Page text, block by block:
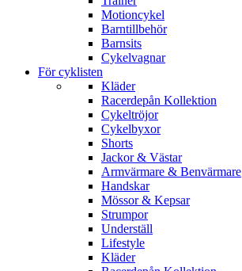
Motioncykel
Barntillbehör
Barnsits
Cykelvagnar
För cyklisten
Kläder
Racerdepån Kollektion
Cykeltröjor
Cykelbyxor
Shorts
Jackor & Västar
Armvärmare & Benvärmare
Handskar
Mössor & Kepsar
Strumpor
Underställ
Lifestyle
Kläder